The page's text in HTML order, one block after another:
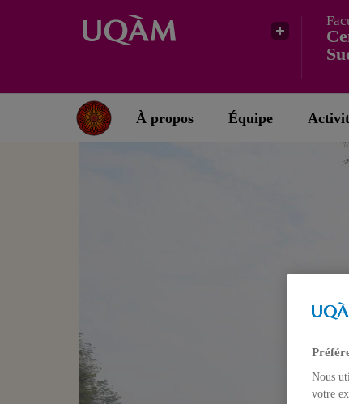
À propos Équipe
Nous
votre